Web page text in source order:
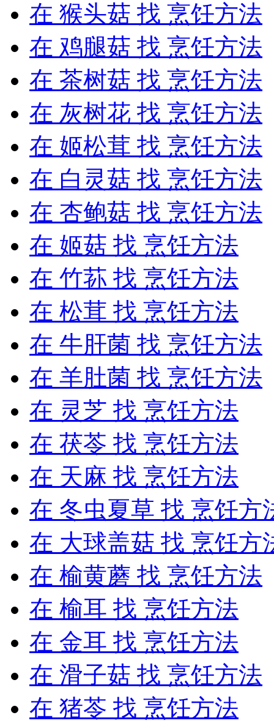
在 猴头菇 找 烹饪方法
在 鸡腿菇 找 烹饪方法
在 茶树菇 找 烹饪方法
在 灰树花 找 烹饪方法
在 姬松茸 找 烹饪方法
在 白灵菇 找 烹饪方法
在 杏鲍菇 找 烹饪方法
在 姬菇 找 烹饪方法
在 竹荪 找 烹饪方法
在 松茸 找 烹饪方法
在 牛肝菌 找 烹饪方法
在 羊肚菌 找 烹饪方法
在 灵芝 找 烹饪方法
在 茯苓 找 烹饪方法
在 天麻 找 烹饪方法
在 冬虫夏草 找 烹饪方
在 大球盖菇 找 烹饪方
在 榆黄蘑 找 烹饪方法
在 榆耳 找 烹饪方法
在 金耳 找 烹饪方法
在 滑子菇 找 烹饪方法
在 猪苓 找 烹饪方法